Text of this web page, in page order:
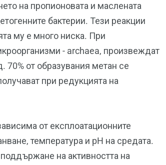
на пропионовата и маслената
бактерии. Тези реакции
му е много ниска. При
- archaea, произвеждат
70% от образувания метан се
при редукцията на
от експлоатационните
температура и pH на средата.
на активността на